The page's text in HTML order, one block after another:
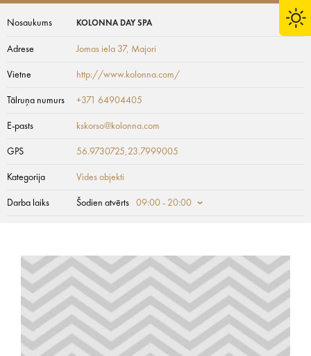
Nosaukums KOLONNA DAY SPA
Adrese Jomas iela 37, Majori
Vietne http://www.kolonna.com/
Tālruņa numurs +371 64904405
E-pasts kskorso@kolonna.com
GPS 56.9730725,23.7999005
Kategorija Vides objekti
Darba laiks Šodien atvērts 09:00 - 20:00